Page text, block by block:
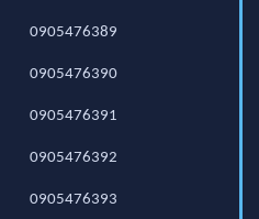
0905476389
0905476390
0905476391
0905476392
0905476393